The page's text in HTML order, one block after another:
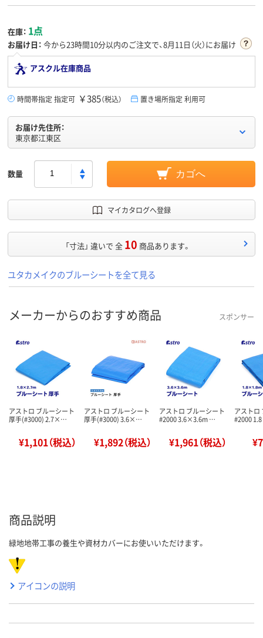
在庫： 1点
お届け日： 今から23時間10分以内のご注文で、8月11日（火）にお届け
アスクル在庫商品
時間帯指定 指定可 ￥385（税込） 置き場所指定 利用可
お届け先住所：
東京都江東区
数量 カゴへ
マイカタログへ登録
「寸法」 違いで 全 10 商品あります。
ユタカメイクのブルーシートを全て見る
メーカーからのおすすめ商品 スポンサー
アストロ ブルーシート
厚手(#3000) 2.7×…
¥1,101（税込）
アストロ ブルーシート
厚手(#3000) 3.6×…
¥1,892（税込）
アストロ ブルーシート
#2000 3.6×3.6m …
¥1,961（税込）
アストロ
#2000
商品説明
緑地地帯工事の養生や資材カバーにお使いいただけます。
アイコンの説明